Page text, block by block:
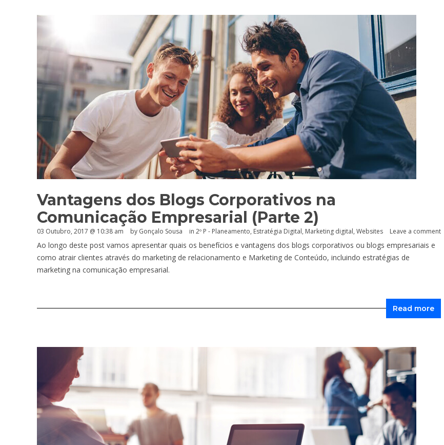
Vantagens dos Blogs Corporativos na
Comunicação Empresarial (Parte 2)
03 Outubro, 2017 @ 10:38 am by Gonçalo Sousa in 2º P - Planeamento, Estratégia Digital, Marketing digital, Websites Leave a comment
Ao longo deste post vamos apresentar quais os benefícios e vantagens dos blogs corporativos ou blogs empresariais e
como atrair clientes através do marketing de relacionamento e Marketing de Conteúdo, incluindo estratégias de
marketing na comunicação empresarial.
Read more